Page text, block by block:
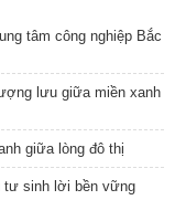
tâm công nghiệp Bắc
lưu giữa miền xanh
giữa lòng đô thị
tư sinh lời bền vững